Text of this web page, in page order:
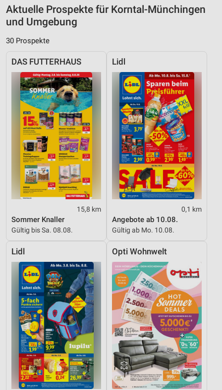
Aktuelle Prospekte für Korntal-Münchingen
und Umgebung
30 Prospekte
DAS FUTTERHAUS
15,8 km
Sommer Knaller
Gültig bis Sa. 08.08.
Lidl
0,1 km
Angebote ab 10.08.
Gültig ab Mo. 10.08.
Lidl Opti Wohnwelt